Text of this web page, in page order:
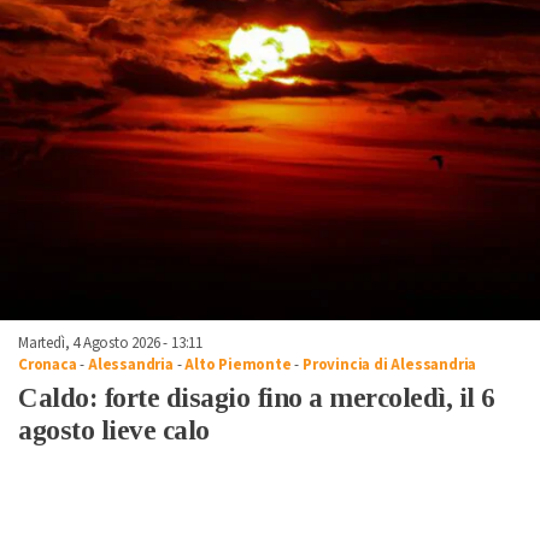
Martedì, 4 Agosto 2026 - 13:11
Cronaca-Alessandria -Alto Piemonte- Provincia di Alessandria
Caldo: forte disagio fino a mercoledì, il 6
agosto lieve calo